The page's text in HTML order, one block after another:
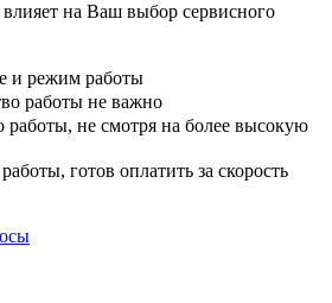
на Ваш выбор сервисного
и режим работы
работы не важно
работы, не смотря на более высокую
готов оплатить за скорость